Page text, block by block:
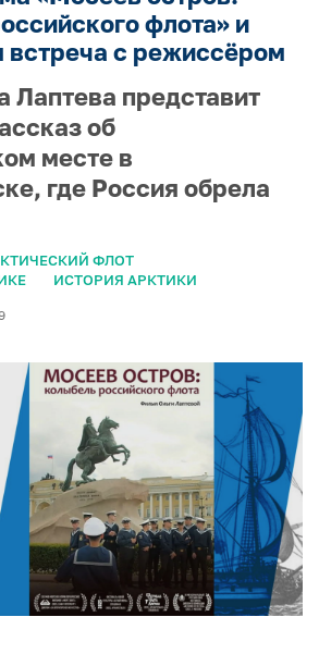
флота» и
встреча с режиссёром
Лаптева представит
об
месте в
где Россия обрела
ФЛОТ
ИСТОРИЯ АРКТИКИ